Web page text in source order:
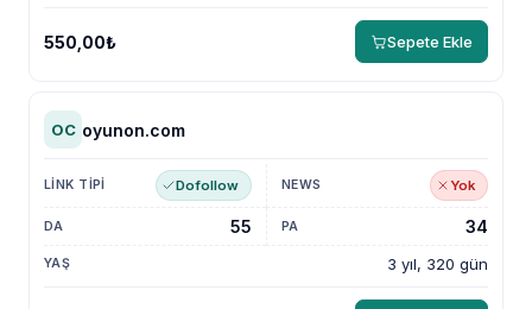
550,00₺ Sepete Ekle
OC oyunon.com
Dofollow Yok
3 yıl, 320 gün
55 34